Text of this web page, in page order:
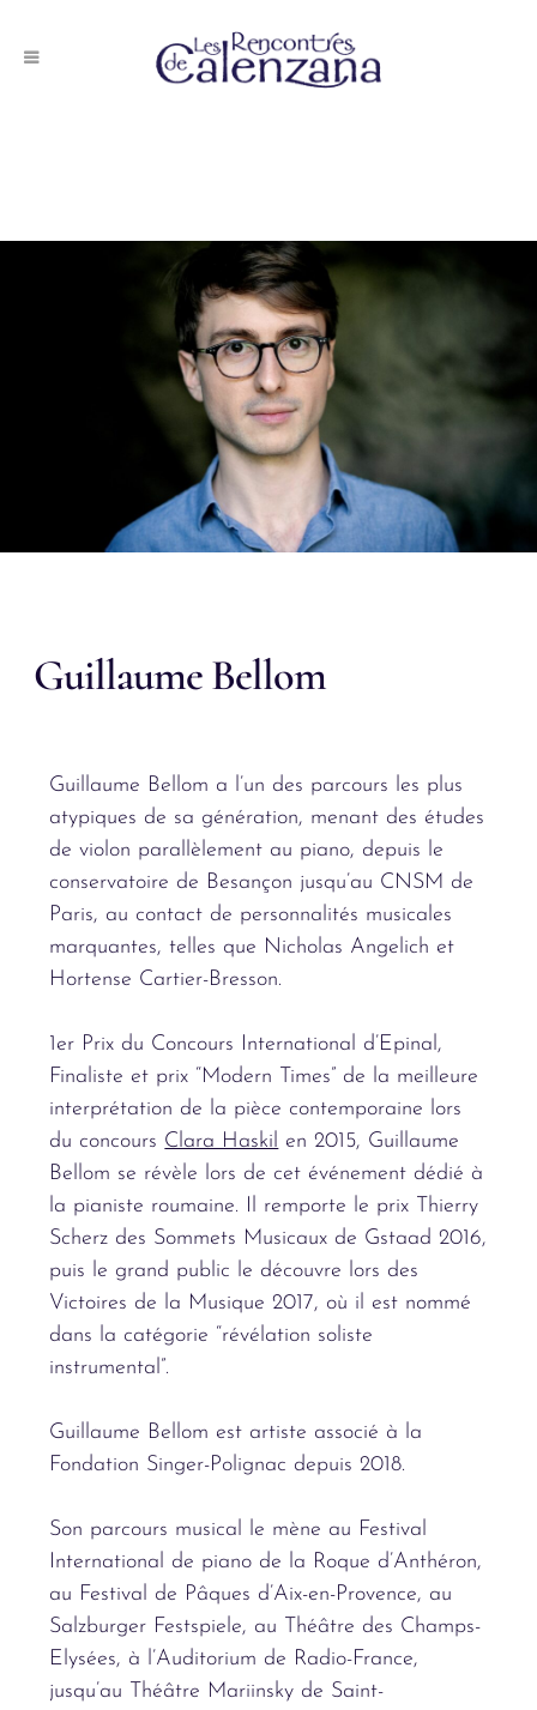
Guillaume Bellom
Guillaume Bellom a l’un des parcours les plus
atypiques de sa génération, menant des études
de violon parallèlement au piano, depuis le
conservatoire de Besançon jusqu’au CNSM de
Paris, au contact de personnalités musicales
marquantes, telles que Nicholas Angelich et
Hortense Cartier-Bresson.
1er Prix du Concours International d’Epinal,
Finaliste et prix “Modern Times” de la meilleure
interprétation de la pièce contemporaine lors
du concours Clara Haskil en 2015, Guillaume
Bellom se révèle lors de cet événement dédié à
la pianiste roumaine. Il remporte le prix Thierry
Scherz des Sommets Musicaux de Gstaad 2016,
puis le grand public le découvre lors des
Victoires de la Musique 2017, où il est nommé
dans la catégorie “révélation soliste
instrumental”.
Guillaume Bellom est artiste associé à la
Fondation Singer-Polignac depuis 2018.
Son parcours musical le mène au Festival
International de piano de la Roque d’Anthéron,
au Festival de Pâques d’Aix-en-Provence, au
Salzburger Festspiele, au Théâtre des Champs-
Elysées, à l’Auditorium de Radio-France,
jusqu’au Théâtre Mariinsky de Saint-